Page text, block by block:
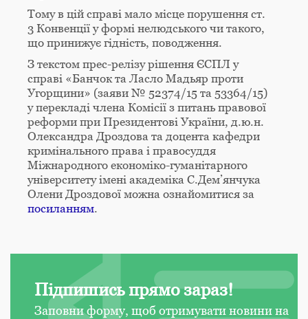
Тому в цій справі мало місце порушення ст.
3 Конвенції у формі нелюдського чи такого,
що принижує гідність, поводження.
З текстом прес-релізу рішення ЄСПЛ у
справі «Банчок та Ласло Мадьяр проти
Угорщини» (заяви № 52374/15 та 53364/15)
у перекладі члена Комісії з питань правової
реформи при Президентові України, д.ю.н.
Олександра Дроздова та доцента кафедри
кримінального права і правосуддя
Міжнародного економіко-гуманітарного
університету імені академіка С.Дем’янчука
Олени Дроздової можна ознайомитися за
посиланням.
Підпишись прямо зараз!
Заповни форму, щоб отримувати новини на